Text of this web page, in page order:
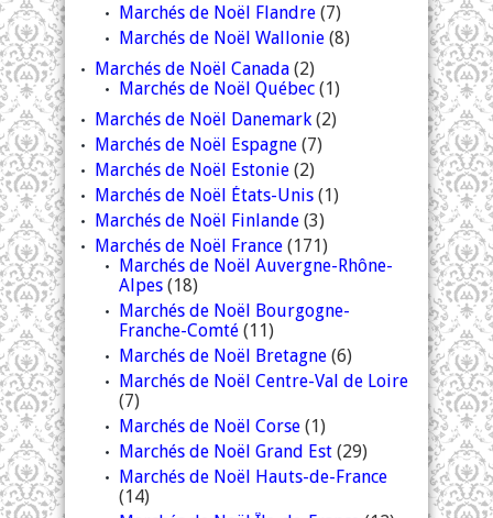
Marchés de Noël Flandre (7)
Marchés de Noël Wallonie (8)
Marchés de Noël Canada (2)
Marchés de Noël Québec (1)
Marchés de Noël Danemark (2)
Marchés de Noël Espagne (7)
Marchés de Noël Estonie (2)
Marchés de Noël États-Unis (1)
Marchés de Noël Finlande (3)
Marchés de Noël France (171)
Marchés de Noël Auvergne-Rhône-
Alpes (18)
Marchés de Noël Bourgogne-
Franche-Comté (11)
Marchés de Noël Bretagne (6)
Marchés de Noël Centre-Val de Loire
(7)
Marchés de Noël Corse (1)
Marchés de Noël Grand Est (29)
Marchés de Noël Hauts-de-France
(14)